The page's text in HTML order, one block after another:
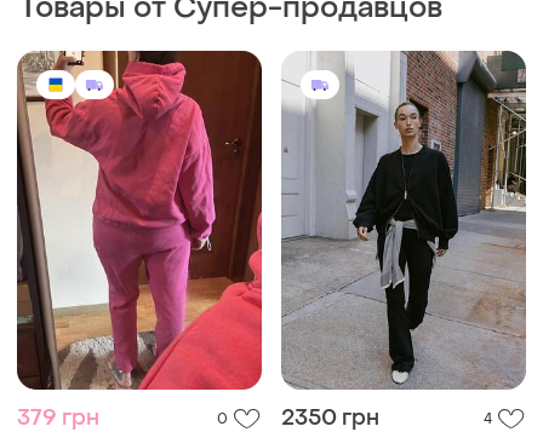
379 грн 0
399 грн
распродажа до 09 авг.
Костюм яскравого
рожевого кольору якісний
S и еще 1
2350 грн 4
ZARA
Черный повседневный
костюм комплект zara
бомбер и штаны клеш